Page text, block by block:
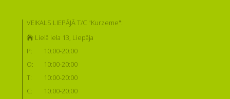
VEIKALS LIEPĀJĀ T/C "Kurzeme":
Lielā iela 13, Liepāja
P:
10:00-20:00
O:
10:00-20:00
T:
10:00-20:00
C:
10:00-20:00